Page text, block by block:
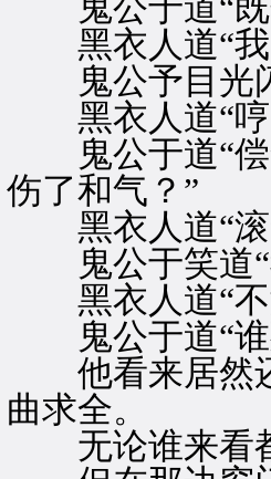
鬼公于道“既
黑衣人道“我
鬼公予目光闪
黑衣人道“哼
鬼公于道“偿
伤了和气？”
黑衣人道“滚
鬼公于笑道“
黑衣人道“不
鬼公于道“谁
他看来居然还
曲求全。
无论谁来看都